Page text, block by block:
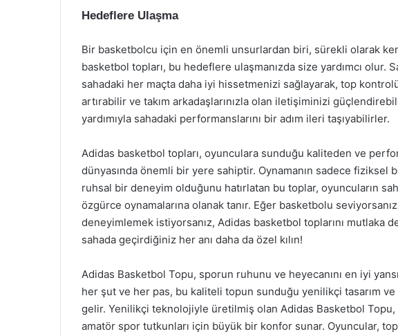
Hedeflere Ulaşma
Bir basketbolcu için en önemli unsurlardan biri, sürekli olarak
basketbol topları, bu hedeflere ulaşmanızda size yardımcı olur.
sahadaki her maçta daha iyi hissetmenizi sağlayarak, top
artırabilir ve takım arkadaşlarınızla olan iletişiminizi
yardımıyla sahadaki performanslarını bir adım ileri taşıyabilirler.
Adidas basketbol topları, oyunculara sunduğu kaliteden ve
dünyasında önemli bir yere sahiptir. Oynamanın sadece fiziksel
ruhsal bir deneyim olduğunu hatırlatan bu toplar, oyuncuların
özgürce oynamalarına olanak tanır. Eğer basketbolu
deneyimlemek istiyorsanız, Adidas basketbol toplarını mutlaka
sahada geçirdiğiniz her anı daha da özel kılın!
Adidas Basketbol Topu, sporun ruhunu ve heyecanını en iyi
her şut ve her pas, bu kaliteli topun sunduğu yenilikçi tasarım
gelir. Yenilikçi teknolojiyle üretilmiş olan Adidas Basketbol
amatör spor tutkunları için büyük bir konfor sunar. Oyuncular,